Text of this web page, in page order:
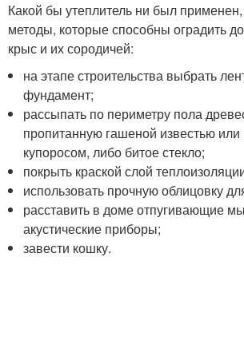
Какой бы утеплитель ни был
методы, которые способны оградить
крыс и их сородичей:
на этапе строительства выбрать
фундамент;
рассыпать по периметру пола
пропитанную гашеной известью
купоросом, либо битое стекло;
покрыть краской слой
использовать прочную облицовку
расставить в доме отпугивающие
акустические приборы;
завести кошку.